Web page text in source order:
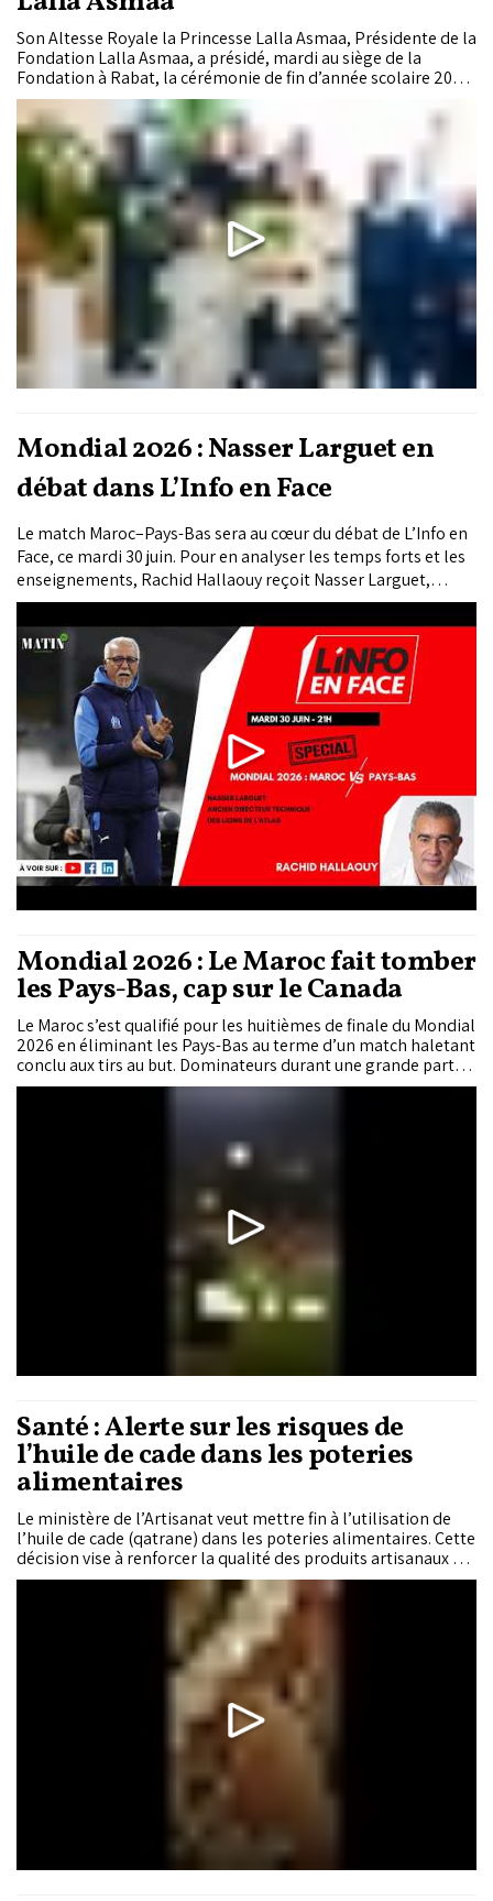
Son Altesse Royale la Princesse Lalla Asmaa, Présidente de la
Fondation Lalla Asmaa, a présidé, mardi au siège de la
Fondation à Rabat, la cérémonie de fin d’année scolaire 2025-
2026 de cette Fondation qui s’affirme comme une référence
nationale et internationale dans l’accompagnement des
enfants sourds et malentendants.
Mondial 2026 : Nasser Larguet en
débat dans L’Info en Face
Le match Maroc–Pays-Bas sera au cœur du débat de L’Info en
Face, ce mardi 30 juin. Pour en analyser les temps forts et les
enseignements, Rachid Hallaouy reçoit Nasser Larguet,
ancien directeur technique national des Lions de l’Atlas.
Mondial 2026 : Le Maroc fait tomber
les Pays-Bas, cap sur le Canada
Le Maroc s’est qualifié pour les huitièmes de finale du Mondial
2026 en éliminant les Pays-Bas au terme d’un match haletant
conclu aux tirs au but. Dominateurs durant une grande partie
de la rencontre, les Lions de l’Atlas ont pourtant été menés
le temps additionnel grâce à une tête d’Issa Diop sur un
centre de Chemsdine Talbi. La séance des tirs au but a
finalement souri aux Marocains, portés par un Yassine Bounou
décisif et un sang-froid remarquable.
Santé : Alerte sur les risques de
l’huile de cade dans les poteries
alimentaires
Le ministère de l’Artisanat veut mettre fin à l’utilisation de
l’huile de cade (qatrane) dans les poteries alimentaires. Cette
décision vise à renforcer la qualité des produits artisanaux et
à garantir leur conformité aux normes sanitaires en vigueur.